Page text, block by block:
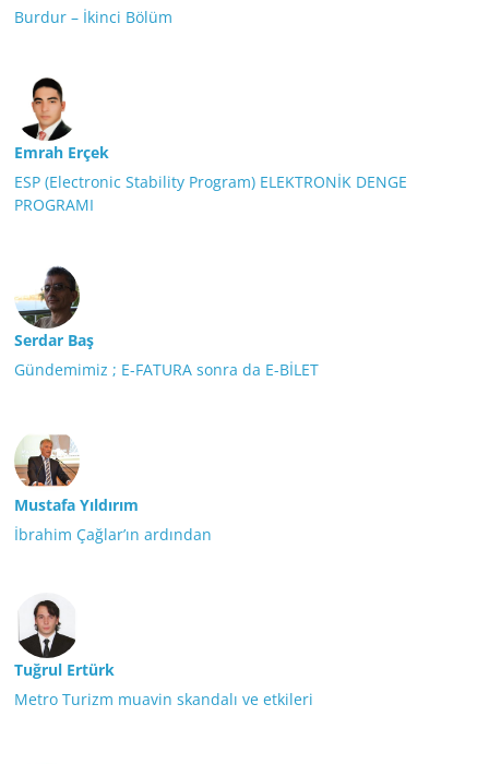
Burdur – İkinci Bölüm
Emrah Erçek
ESP (Electronic Stability Program) ELEKTRONİK DENGE
PROGRAMI
Serdar Baş
Gündemimiz ; E-FATURA sonra da E-BİLET
Mustafa Yıldırım
İbrahim Çağlar’ın ardından
Tuğrul Ertürk
Metro Turizm muavin skandalı ve etkileri